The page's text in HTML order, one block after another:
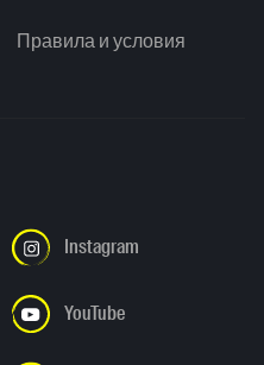
Правила и условия
Instagram
YouTube